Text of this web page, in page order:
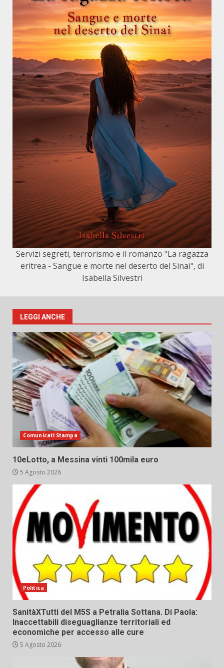
Servizi segreti, terrorismo e il romanzo "La ragazza
eritrea - Sangue e morte nel deserto del Sinai", di
Isabella Silvestri
LEGGI ANCHE
Comunicati Stampa
10eLotto, a Messina vinti 100mila euro
5 Agosto 2026
Politica
SanitàXTutti del M5S a Petralia Sottana. Di Paola:
Inaccettabili diseguaglianze territoriali ed
economiche per accesso alle cure
5 Agosto 2026